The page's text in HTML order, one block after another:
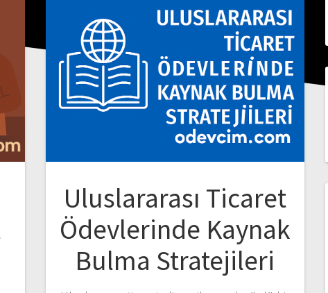
Uluslararası Ticaret
Ödevlerinde Kaynak
Bulma Stratejileri